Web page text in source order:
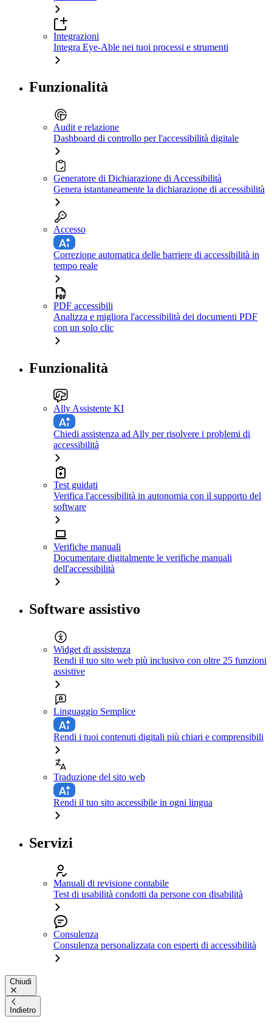
Integrazioni
Integra Eye-Able nei tuoi processi e strumenti
Funzionalità
Audit e relazione
Dashboard di controllo per l'accessibilità digitale
Generatore di Dichiarazione di Accessibilità
Genera istantaneamente la dichiarazione di accessibilità
Accesso
Correzione automatica delle barriere di accessibilità in
tempo reale
PDF accessibili
Analizza e migliora l'accessibilità dei documenti PDF
con un solo clic
Funzionalità
Ally Assistente KI
Chiedi assistenza ad Ally per risolvere i problemi di
accessibilità
Test guidati
Verifica l'accessibilità in autonomia con il supporto del
software
Verifiche manuali
Documentare digitalmente le verifiche manuali
dell'accessibilità
Software assistivo
Widget di assistenza
Rendi il tuo sito web più inclusivo con oltre 25 funzioni
assistive
Linguaggio Semplice
Rendi i tuoi contenuti digitali più chiari e comprensibili
Traduzione del sito web
Rendi il tuo sito accessibile in ogni lingua
Servizi
Manuali di revisione contabile
Test di usabilità condotti da persone con disabilità
Consulenza
Consulenza personalizzata con esperti di accessibilità
Chiudi
Indietro